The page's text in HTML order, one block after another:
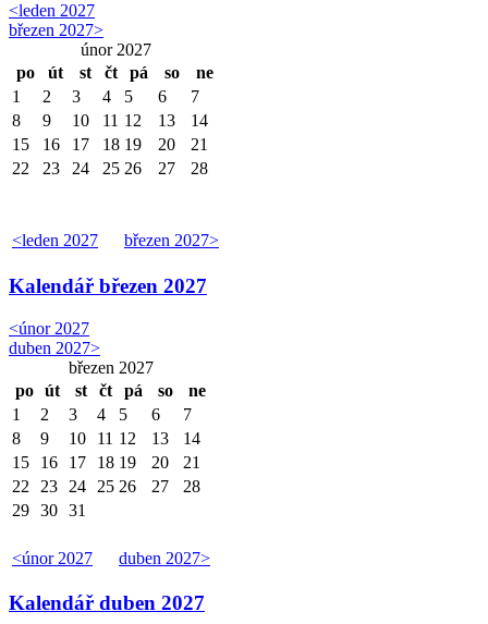
<leden 2027
březen 2027>
únor 2027
po
út st čt pá so ne
<leden 2027 březen 2027>
1 2 3 4 5 6
7
8
9 10 11 12 13
14
15
16 17 18 19 20
21
22
23 24 25 26 27 28
Kalendář březen 2027
<únor 2027
duben 2027>
březen 2027
po
út st čt pá so ne
<únor 2027 duben 2027>
1 2 3 4 5 6
7
8
9 10 11 12 13
14
15
16 17 18 19 20
21
22
23 24 25 26 27
28
29 30 31
Kalendář duben 2027